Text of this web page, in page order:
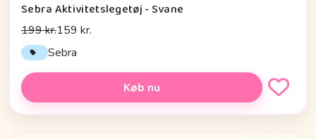
Sebra Aktivitetslegetøj - Svane
199 kr.159 kr.
Sebra
Køb nu